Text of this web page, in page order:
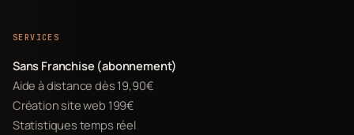
SERVICES
Sans Franchise (abonnement)
Aide à distance dès 19,90€
Création site web 199€
Statistiques temps réel